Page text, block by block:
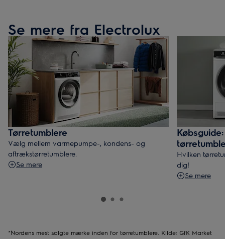
Se mere fra Electrolux
Tørretumblere
Vælg mellem varmepumpe-, kondens- og
aftrækstørretumblere.
Se mere
Hvilken
dig!
Se mere
*Nordens mest solgte mærke inden for tørretumblere. Kilde: GfK Market